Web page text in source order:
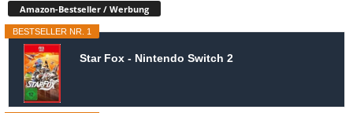
Amazon-Bestseller / Werbung
BESTSELLER NR. 1
Star Fox - Nintendo Switch 2